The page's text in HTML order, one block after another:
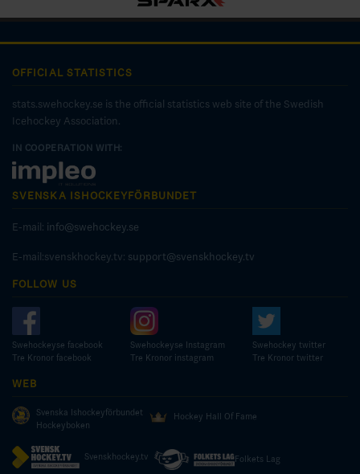
OFFICIAL STATISTICS
stats.swehockey.se is the official statistics web site of the Swedish
Icehockey Association.
IN COOPERATION WITH:
SVENSKA ISHOCKEYFÖRBUNDET
E-mail: info@swehockey.se
E-mail:svenskhockey.tv: support@svenskhockey.tv
FOLLOW US
Swehockeyse facebook
Tre Kronor facebook
Swehockeyse Instagram
Tre Kronor instagram
Swehockey twitter
Tre Kronor twitter
WEB
Svenska Ishockeyförbundet
Hockeyboken
Hockey Hall Of Fame
Svenskhockey.tv Folkets Lag